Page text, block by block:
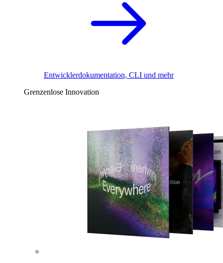
Entwicklerdokumentation, CLI und mehr
Grenzenlose Innovation